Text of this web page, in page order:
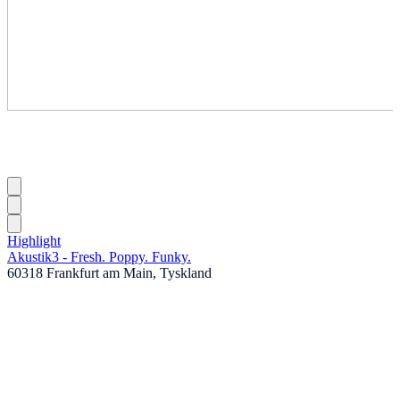
Highlight
Akustik3 - Fresh. Poppy. Funky.
60318 Frankfurt am Main, Tyskland